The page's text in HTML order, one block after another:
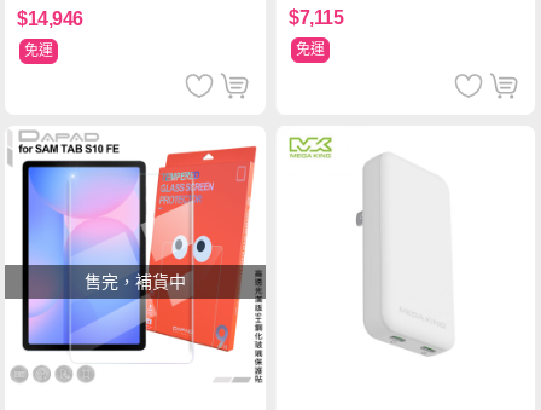
$14,946
免運
$7,115
免運
售完，補貨中